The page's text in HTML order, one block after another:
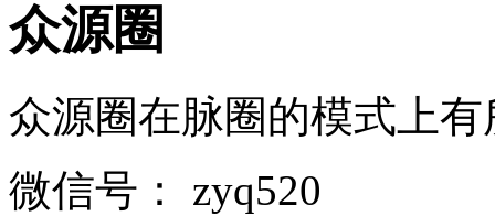
众源圈
众源圈在脉圈的模式上有
微信号： zyq520